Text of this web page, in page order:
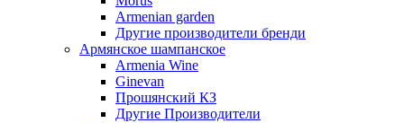
Armenian garden
Другие производители бренди
Армянское шампанское
Armenia Wine
Ginevan
Прошянский КЗ
Другие Производители